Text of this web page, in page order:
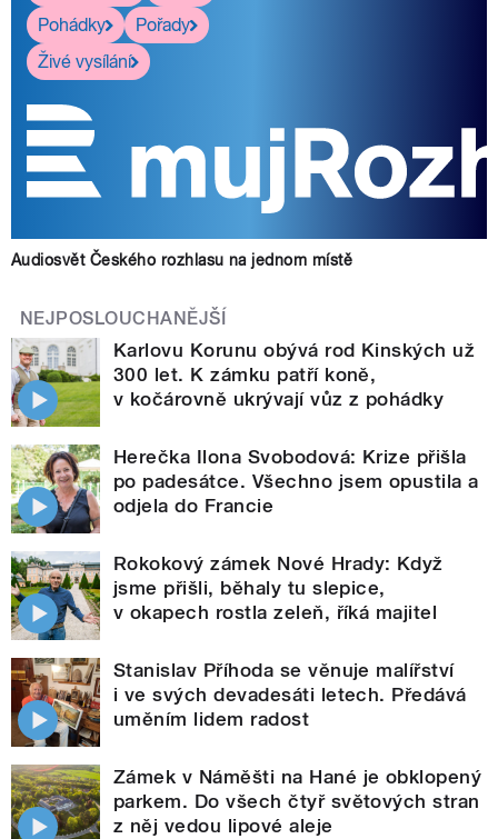
Pohádky
Pořady
Živé vysílání
Audiosvět Českého rozhlasu na jednom místě
NEJPOSLOUCHANĚJŠÍ
Karlovu Korunu obývá rod Kinských už
300 let. K zámku patří koně,
v kočárovně ukrývají vůz z pohádky
Herečka Ilona Svobodová: Krize přišla
po padesátce. Všechno jsem opustila a
odjela do Francie
Rokokový zámek Nové Hrady: Když
jsme přišli, běhaly tu slepice,
v okapech rostla zeleň, říká majitel
Stanislav Příhoda se věnuje malířství
i ve svých devadesáti letech. Předává
uměním lidem radost
Zámek v Náměšti na Hané je obklopený
parkem. Do všech čtyř světových stran
z něj vedou lipové aleje